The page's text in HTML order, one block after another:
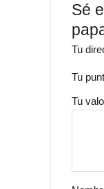
Sé
Tu
Tu
Tu